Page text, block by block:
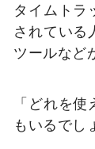
タイムトラ
されている
ツールなど
「どれを
もいるでし